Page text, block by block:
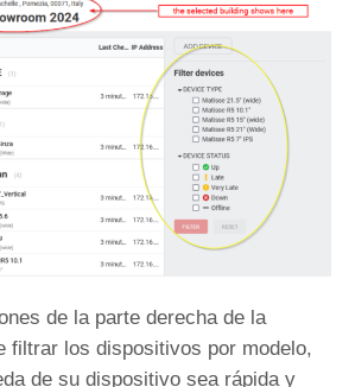
de la parte derecha de la
filtrar los dispositivos por modelo,
de su dispositivo sea rápida y